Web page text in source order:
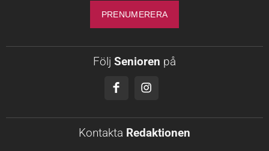
Följ Senioren på
Kontakta Redaktionen